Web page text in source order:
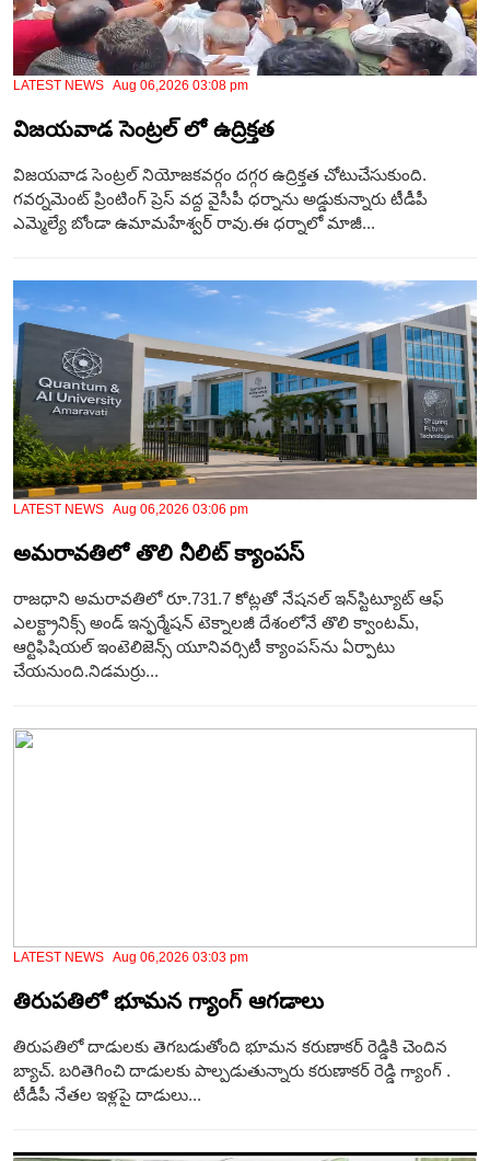
LATEST NEWS Aug 06,2026 03:08 pm
విజయవాడ సెంట్రల్ లో ఉద్రిక్తత
విజయవాడ సెంట్రల్ నియోజకవర్గం దగ్గర ఉద్రిక్తత చోటుచేసుకుంది.
గవర్నమెంట్ ప్రింటింగ్ ప్రెస్ వద్ద వైసీపీ ధర్నాను అడ్డుకున్నారు టీడీపీ
ఎమ్మెల్యే బోండా ఉమామహేశ్వర్ రావు.ఈ ధర్నాలో మాజీ...
LATEST NEWS Aug 06,2026 03:06 pm
అమరావతిలో తొలి నీలిట్ క్యాంపస్
రాజధాని అమరావతిలో రూ.731.7 కోట్లతో నేషనల్ ఇన్‌స్టిట్యూట్ ఆఫ్
ఎలక్ట్రానిక్స్ అండ్ ఇన్ఫర్మేషన్ టెక్నాలజీ దేశంలోనే తొలి క్వాంటమ్,
ఆర్టిఫిషియల్ ఇంటెలిజెన్స్ యూనివర్సిటీ క్యాంపస్‌ను ఏర్పాటు
చేయనుంది.నిడమర్రు...
LATEST NEWS Aug 06,2026 03:03 pm
తిరుపతిలో భూమన గ్యాంగ్ ఆగడాలు
తిరుపతిలో దాడులకు తెగబడుతోంది భూమన కరుణాకర్ రెడ్డికి చెందిన
బ్యాచ్. బరితెగించి దాడులకు పాల్పడుతున్నారు కరుణాకర్ రెడ్డి గ్యాంగ్ .
టీడీపీ నేతల ఇళ్లపై దాడులు...